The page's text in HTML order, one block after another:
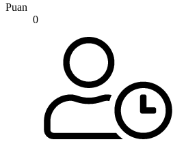
Puan
0